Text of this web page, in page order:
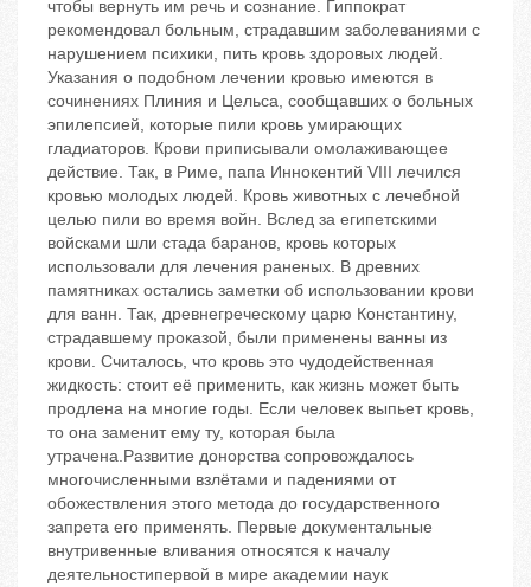
чтобы вернуть им речь и сознание. Гиппократ
рекомендовал больным, страдавшим заболеваниями с
нарушением психики, пить кровь здоровых людей.
Указания о подобном лечении кровью имеются в
сочинениях Плиния и Цельса, сообщавших о больных
эпилепсией, которые пили кровь умирающих
гладиаторов. Крови приписывали омолаживающее
действие. Так, в Риме, папа Иннокентий VIII лечился
кровью молодых людей. Кровь животных с лечебной
целью пили во время войн. Вслед за египетскими
войсками шли стада баранов, кровь которых
использовали для лечения раненых. В древних
памятниках остались заметки об использовании крови
для ванн. Так, древнегреческому царю Константину,
страдавшему проказой, были применены ванны из
крови. Считалось, что кровь это чудодейственная
жидкость: стоит её применить, как жизнь может быть
продлена на многие годы. Если человек выпьет кровь,
то она заменит ему ту, которая была
утрачена.Развитие донорства сопровождалось
многочисленными взлётами и падениями от
обожествления этого метода до государственного
запрета его применять. Первые документальные
внутривенные вливания относятся к началу
деятельностипервой в мире академии наук